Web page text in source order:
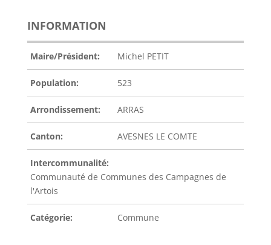
INFORMATION
Maire/Président: Michel PETIT
Population: 523
Arrondissement: ARRAS
Canton: AVESNES LE COMTE
Intercommunalité:
Communauté de Communes des Campagnes de
l'Artois
Catégorie: Commune